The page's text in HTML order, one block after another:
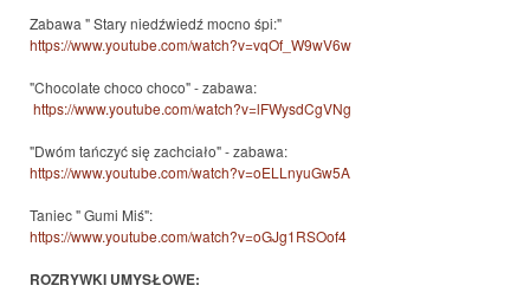
Zabawa " Stary niedźwiedź mocno śpi:"
https://www.youtube.com/watch?v=vqOf_W9wV6w
"Chocolate choco choco" - zabawa:
https://www.youtube.com/watch?v=lFWysdCgVNg
"Dwóm tańczyć się zachciało" - zabawa:
https://www.youtube.com/watch?v=oELLnyuGw5A
Taniec " Gumi Miś":
https://www.youtube.com/watch?v=oGJg1RSOof4
ROZRYWKI UMYSŁOWE: